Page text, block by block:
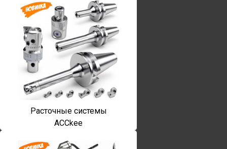
Расточные системы
ACCkee